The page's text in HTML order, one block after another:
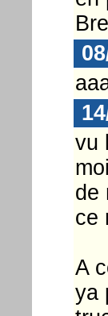
vu
de
ce
A
ya